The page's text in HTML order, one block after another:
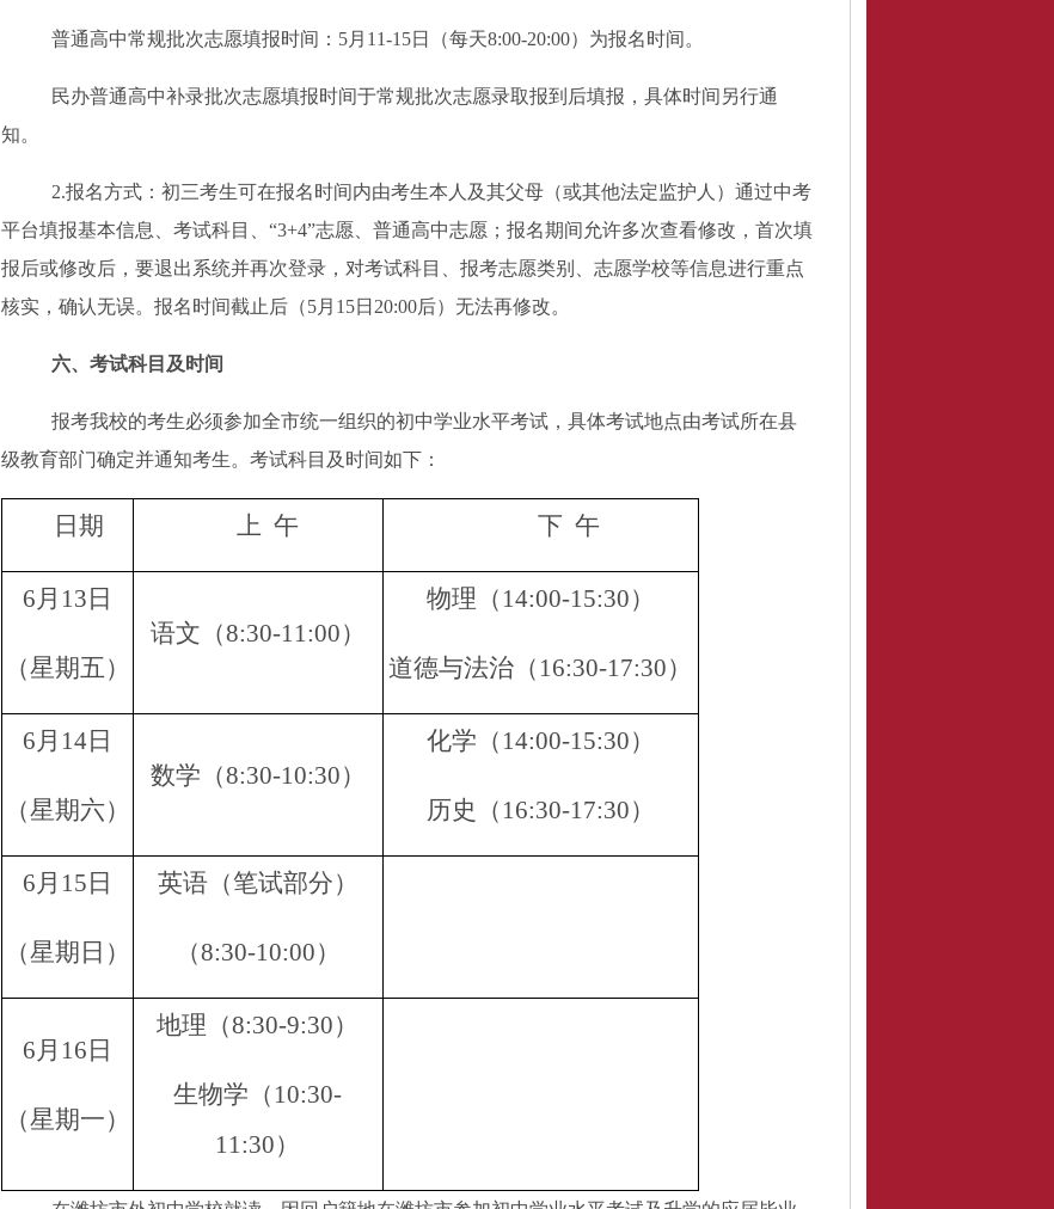
普通高中常规批次志愿填报时间 ： 5月11-15日（每天8:00-20:00）为报名时间 。
民办普通高中补录批次志愿填报时间于常规批次志愿录取报到后填报，具体时间另行通
知。
2.报名方式：初三考生可在报名时间内由考生本人及其父母（或其他法定监护人）通过中考
平台填报基本信息、考试科目
“3+4”志愿、 普通高中志愿；报名期间允许多次查看修改，首次填
报后或修改后，要退出系统并再次登录，对考试科目、报考志愿类别、志愿学校等信息进行重点
核实，确认无误。报名时间截止后（5月15日20:00后）无法再修改。
六、考试科目及时间
报考我校的考生必须参加全市统一组织的初中学业水平考试，具体考试地点由考试所在县
级教育部门确定并通知考生。考试科目及时间如下：
日期 上 午 下 午
6月13日
（星期五）
语文（8:30-11:00）
物理（ 14:00-15:30）
道德与法治（ 16:30-17:30）
6月14日
（星期六）
数学（8:30-10:30）
化学（ 14:00-15:30）
历史（ 16:30-17:30）
6月15日
（星期日）
英语（笔试部分）
（8:30-10:00）
6月16日
（星期一）
地理（8:30-9:30）
生物学 （ 10:30-
11:30）